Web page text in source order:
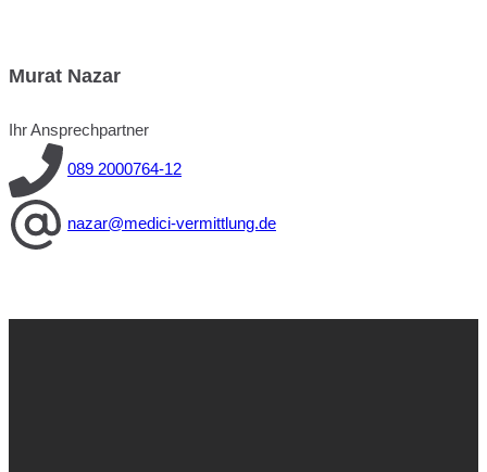
Murat Nazar
Ihr Ansprechpartner
089 2000764-12
nazar@medici-vermittlung.de